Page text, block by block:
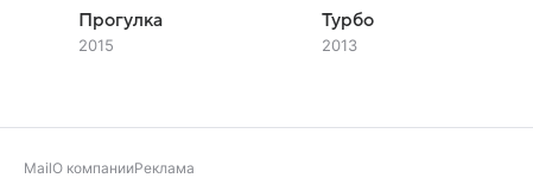
Прогулка
2015
Турбо
2013
MailО компанииРеклама